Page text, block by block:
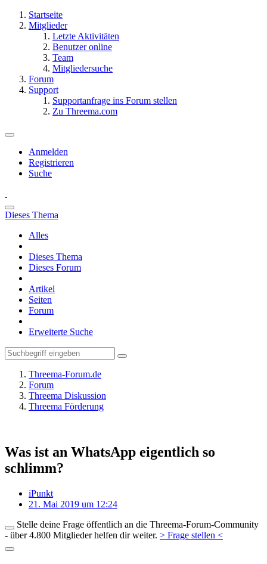
Startseite
Mitglieder
Letzte Aktivitäten
Benutzer online
Team
Mitgliedersuche
Forum
Support
Supportanfrage ins Forum stellen
Zu Threema.com
Anmelden
Registrieren
Suche
Dieses Thema
Alles
Dieses Thema
Dieses Forum
Artikel
Seiten
Forum
Erweiterte Suche
Threema-Forum.de
Forum
Threema Diskussion
Threema Förderung
Was ist an WhatsApp eigentlich so
schlimm?
iPunkt
21. Mai 2019 um 12:24
Stelle deine Frage öffentlich an die Threema-Forum-Community
- über 4.800 Mitglieder helfen dir weiter. > Frage stellen <